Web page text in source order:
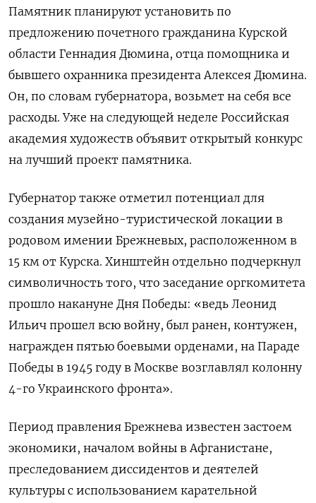
Памятник планируют установить по
предложению почетного гражданина Курской
области Геннадия Дюмина, отца помощника и
бывшего охранника президента Алексея Дюмина.
Он, по словам губернатора, возьмет на себя все
расходы. Уже на следующей неделе Российская
академия художеств объявит открытый конкурс
на лучший проект памятника.
Губернатор также отметил потенциал для
создания музейно-туристической локации в
родовом имении Брежневых, расположенном в
15 км от Курска. Хинштейн отдельно подчеркнул
символичность того, что заседание оргкомитета
прошло накануне Дня Победы: «ведь Леонид
Ильич прошел всю войну, был ранен, контужен,
награжден пятью боевыми орденами, на Параде
Победы в 1945 году в Москве возглавлял колонну
4-го Украинского фронта».
Период правления Брежнева известен застоем
экономики, началом войны в Афганистане,
преследованием диссидентов и деятелей
культуры с использованием карательной